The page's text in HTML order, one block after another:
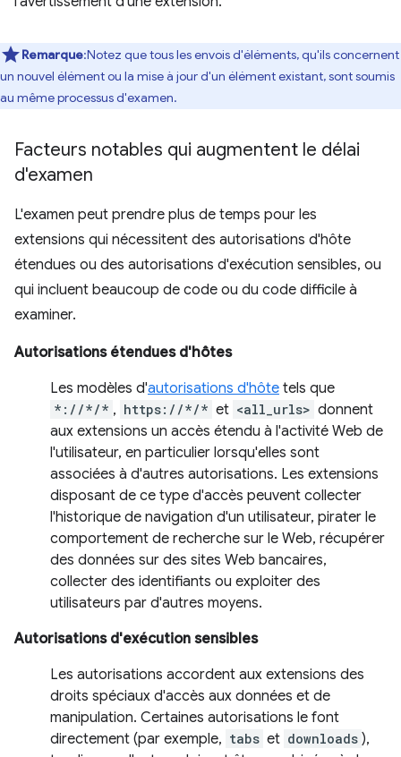
Remarque:Notez que tous les envois d'éléments, qu'ils concernent
un nouvel élément ou la mise à jour d'un élément existant, sont soumis
au même processus d'examen.
Facteurs notables qui augmentent le délai
d'examen
L'examen peut prendre plus de temps pour les
extensions qui nécessitent des autorisations d'hôte
étendues ou des autorisations d'exécution sensibles, ou
qui incluent beaucoup de code ou du code difficile à
examiner.
Autorisations étendues d'hôtes
Les modèles d'autorisations d'hôte tels que
*://*/* , https://*/* et <all_urls> donnent
aux extensions un accès étendu à l'activité Web de
l'utilisateur, en particulier lorsqu'elles sont
associées à d'autres autorisations. Les extensions
disposant de ce type d'accès peuvent collecter
l'historique de navigation d'un utilisateur, pirater le
comportement de recherche sur le Web, récupérer
des données sur des sites Web bancaires,
collecter des identifiants ou exploiter des
utilisateurs par d'autres moyens.
Autorisations d'exécution sensibles
Les autorisations accordent aux extensions des
droits spéciaux d'accès aux données et de
manipulation. Certaines autorisations le font
directement (par exemple, tabs et downloads ),